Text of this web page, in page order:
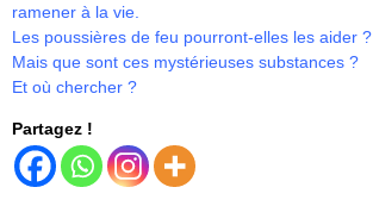
ramener à la vie.
Les poussières de feu pourront-elles les aider ?
Mais que sont ces mystérieuses substances ?
Et où chercher ?
Partagez !